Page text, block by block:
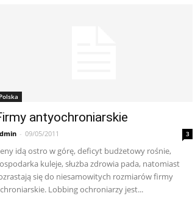
Polska
antyochroniarskie
- 09/05/2011 3
idą ostro w górę, deficyt budżetowy rośnie,
kuleje, służba zdrowia pada, natomiast
się do niesamowitych rozmiarów firmy
Lobbing ochroniarzy jest...